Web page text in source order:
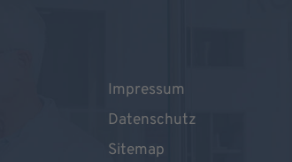
Impressum
Datenschutz
Sitemap